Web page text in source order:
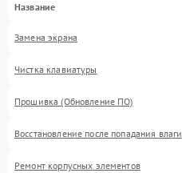
Название
Замена экрана
Чистка клавиатуры
Прошивка (Обновление ПО)
Восстановление после попадания влаги
Ремонт корпусных элементов